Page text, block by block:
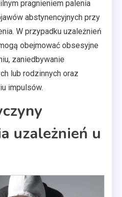
pragnieniem palenia
abstynencyjnych przy
W przypadku uzależnień
obejmować obsesyjne
zaniedbywanie
lub rodzinnych oraz
impulsów.
uzależnień u